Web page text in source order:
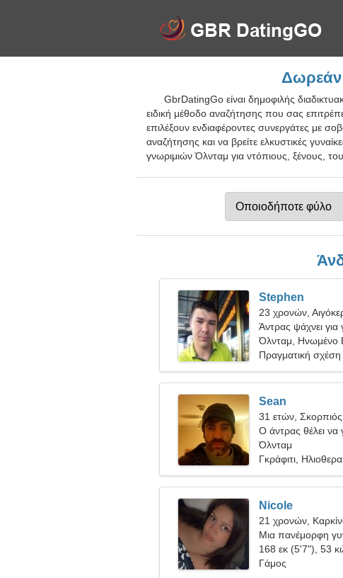
Δωρεάν
GbrDatingGo είναι δημοφιλής
ειδική μέθοδο αναζήτησης που σας
επιλέξουν ενδιαφέροντες συνεργάτες με
αναζήτησης και να βρείτε ελκυστικές
γνωριμιών Όλνταμ για ντόπιους, ξένους,
Stephen
23 χρονών,
Άντρας ψάχνει
Όλνταμ, Ηνωμένο
Πραγματική σχέση
Sean
31 ετών, Σκορπιός
Ο άντρας θέλει να
Όλνταμ
Γκράφιτι,
Nicole
21 χρονών,
Μια πανέμορφη
168 εκ (5'7"), 53
Γάμος